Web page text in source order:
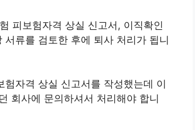
피보험자격 상실 신고서, 이직확인
류를 검토한 후에 퇴사 처리가 됩니
자격 상실 신고서를 작성했는데 이
회사에 문의하셔서 처리해야 합니